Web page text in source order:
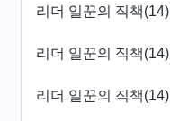
리더 일꾼의 직책(14)
리더 일꾼의 직책(14)
리더 일꾼의 직책(14)